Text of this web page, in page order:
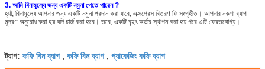
3. আমি বিনামূল্যে জন্য একটি নমুনা পেতে পারেন ?
হ্যাঁ, বিনামূল্যে আপনার জন্য একটি নমুনা প্রদান করা যাবে, এক্সপ্রেস বিতরণ ফি সংগৃহীত। আপনার নকশা ব্যাগ
মুদ্রণ অনুরোধ করা হয় যদি চার্জ করা হবে। তবে, একটি বৃহৎ অর্ডার স্থাপন করা হয় পরে এটি ফেরতযোগ্য।
ট্যাগ: কফি বিন ব্যাগ, কফি বিন ব্যাগ, প্যাকেজিং কফি ব্যাগ